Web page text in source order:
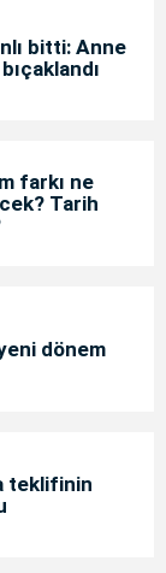
bitti: Anne
farkı ne
Tarih
dönem
teklifinin